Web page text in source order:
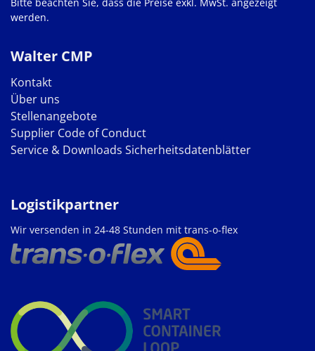
Walter CMP
Kontakt
Über uns
Stellenangebote
Supplier Code of Conduct
Service & Downloads Sicherheitsdatenblätter
werden.
Logistikpartner
Wir versenden in 24-48 Stunden mit trans-o-flex